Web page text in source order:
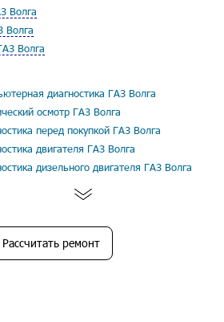
Волга
Волга
Волга
диагностика ГАЗ Волга
осмотр ГАЗ Волга
перед покупкой ГАЗ Волга
двигателя ГАЗ Волга
дизельного двигателя ГАЗ Волга
Рассчитать ремонт